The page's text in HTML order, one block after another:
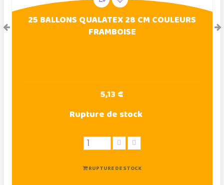
25 BALLONS QUALATEX 28 CM COULEURS
FRAMBOISE
5,13 €
Rupture de stock
RUPTURE DE STOCK